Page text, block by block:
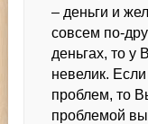
– деньги и
совсем по-
деньгах, то у
невелик.
проблем, то
проблемой